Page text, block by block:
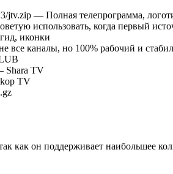
jtv.zip — Полная телепрограмма,
использовать, когда первый
иконки
все каналы, но 100% рабочий и
Shara TV
TV
он поддерживает наибольшее